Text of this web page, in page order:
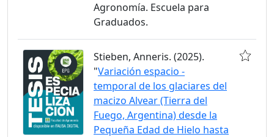
Agronomía. Escuela para
Graduados.
Stieben, Anneris. (2025).
"Variación espacio -
temporal de los glaciares del
macizo Alvear (Tierra del
Fuego, Argentina) desde la
Pequeña Edad de Hielo hasta